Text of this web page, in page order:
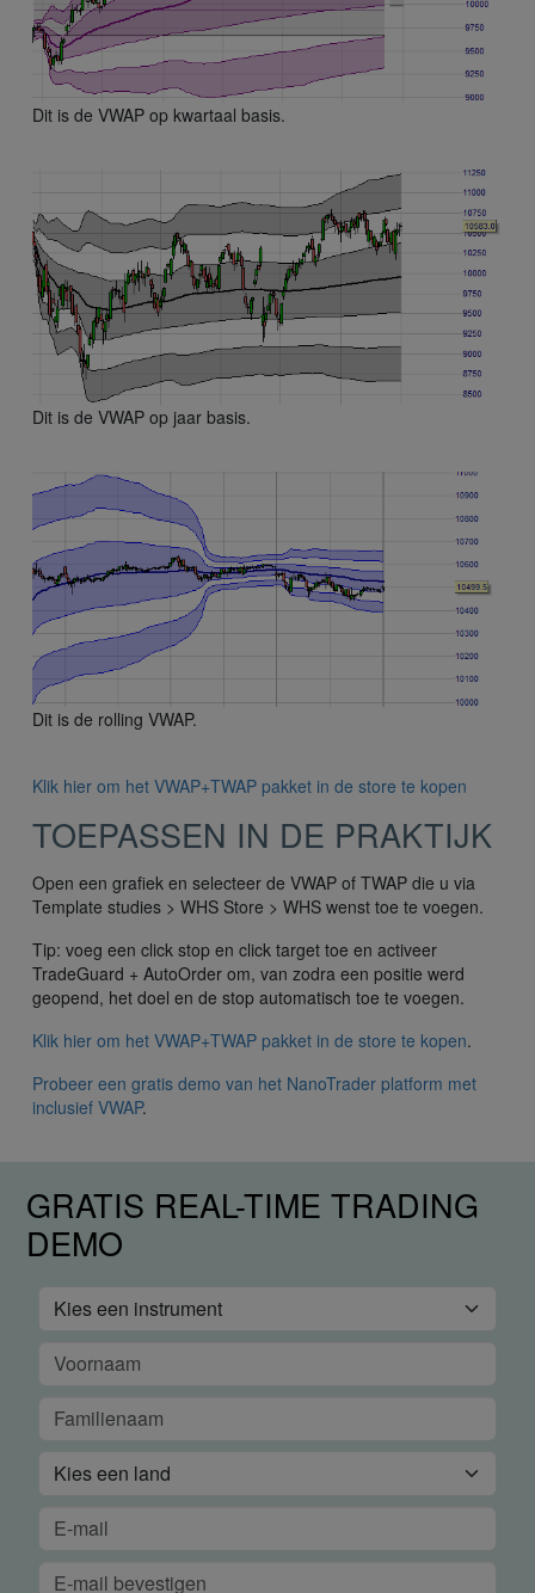
Dit is de VWAP op kwartaal basis.
Dit is de VWAP op jaar basis.
Dit is de rolling VWAP.
Klik hier om het VWAP+TWAP pakket in de store te kopen
TOEPASSEN IN DE PRAKTIJK
Open een grafiek en selecteer de VWAP of TWAP die u via
Template studies > WHS Store > WHS wenst toe te voegen.
Tip: voeg een click stop en click target toe en activeer
TradeGuard + AutoOrder om, van zodra een positie werd
geopend, het doel en de stop automatisch toe te voegen.
Klik hier om het VWAP+TWAP pakket in de store te kopen.
Probeer een gratis demo van het NanoTrader platform met
inclusief VWAP.
GRATIS REAL-TIME TRADING
DEMO